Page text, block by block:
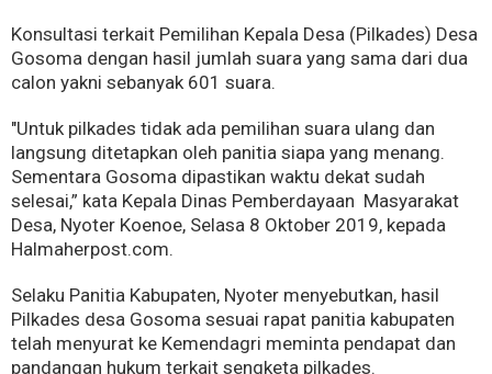
Konsultasi terkait Pemilihan Kepala Desa (Pilkades) Desa
Gosoma dengan hasil jumlah suara yang sama dari dua
calon yakni sebanyak 601 suara.
"Untuk pilkades tidak ada pemilihan suara ulang dan
langsung ditetapkan oleh panitia siapa yang menang.
Sementara Gosoma dipastikan waktu dekat sudah
selesai,” kata Kepala Dinas Pemberdayaan Masyarakat
Desa, Nyoter Koenoe, Selasa 8 Oktober 2019, kepada
Halmaherpost.com.
Selaku Panitia Kabupaten, Nyoter menyebutkan, hasil
Pilkades desa Gosoma sesuai rapat panitia kabupaten
telah menyurat ke Kemendagri meminta pendapat dan
pandangan hukum terkait sengketa pilkades.